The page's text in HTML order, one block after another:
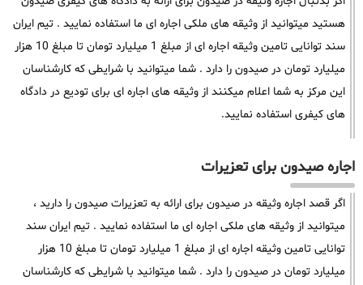
هستید میتوانید از وثیقه های ملکی اجاره ای ما استفاده نمایید . تیم ایران
سند توانایی تامین وثیقه اجاره ای از مبلغ 1 میلیارد تومان تا مبلغ 10 هزار
میلیارد تومان در صیدون را دارد . شما میتوانید با شرایطی که کارشناسان
این مرکز به شما اعلام میکنند از وثیقه های اجاره ای برای تودیع در دادگاه
های کیفری استفاده نمایید.
اجاره صیدون برای تعزیرات
اگر قصد اجاره وثیقه در صیدون برای ارائه به تعزیرات صیدون را دارید ،
میتوانید از وثیقه های ملکی اجاره ای ما استفاده نمایید . تیم ایران سند
توانایی تامین وثیقه اجاره ای از مبلغ 1 میلیارد تومان تا مبلغ 10 هزار
میلیارد تومان در صیدون را دارد . شما میتوانید با شرایطی که کارشناسان